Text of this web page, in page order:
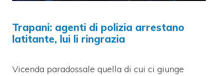
Trapani: agenti di polizia arrestano
latitante, lui li ringrazia
Vicenda paradossale quella di cui ci giunge